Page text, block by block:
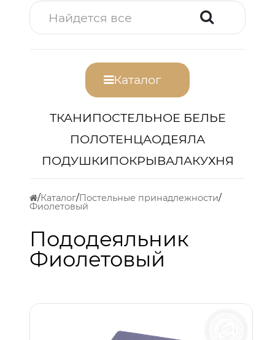
Каталог
ТКАНИПОСТЕЛЬНОЕ БЕЛЬЕ
ПОЛОТЕНЦАОДЕЯЛА
ПОДУШКИПОКРЫВАЛАКУХНЯ
Каталог Постельные принадлежности
Фиолетовый
Пододеяльник
Фиолетовый